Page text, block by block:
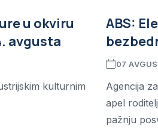
u okviru
avgusta
kulturnim
ABS:
07
Agencija
apel
pažnju